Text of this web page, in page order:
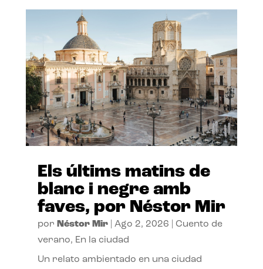
Els últims matins de
blanc i negre amb
faves, por Néstor Mir
por Néstor Mir| Ago 2, 2026
Cuento de
verano, En la ciudad
Un relato ambientado en una ciudad